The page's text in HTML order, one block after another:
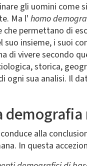
gli uomini come
Ma l' homo
permettano di
suo insieme, i suoi
di vivere secondo
storica,
sua analisi. Il
alla
In questa